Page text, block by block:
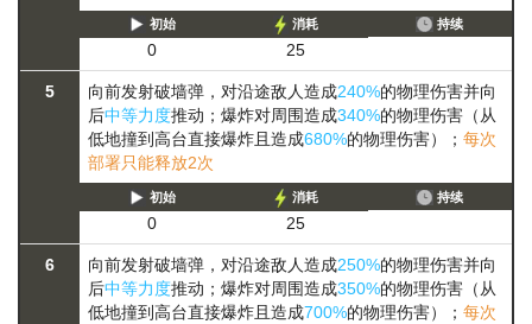
初始
0
消耗
25
持续
5 向前发射破墙弹，对沿途敌人造成240%的物理伤害并向
后中等力度推动；爆炸对周围造成340%的物理伤害（从
低地撞到高台直接爆炸且造成680%的物理伤害）； 每次
部署只能释放2次
初始
0
消耗
25
持续
6 向前发射破墙弹，对沿途敌人造成250%的物理伤害并向
后中等力度推动；爆炸对周围造成350%的物理伤害（从
低地撞到高台直接爆炸且造成700%的物理伤害）； 每次